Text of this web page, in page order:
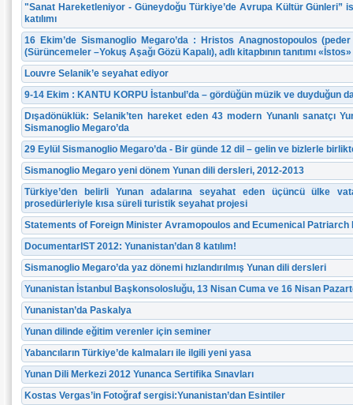
"Sanat Hareketleniyor - Güneydoğu Türkiye’de Avrupa Kültür Günleri”
katılımı
16 Ekim’de Sismanoglio Megaro’da : Hristos Anagnostopoulos
(Sürüncemeler –Yokuş Aşağı Gözü Kapalı), adlı kitapbının tanıtımı «İstos»
Louvre Selanik’e seyahat ediyor
9-14 Ekim : KANTU KORPU İstanbul’da – gördüğün müzik ve duyduğun
Dışadönüklük: Selanik’ten hareket eden 43 modern Yunanlı sanatçı
Sismanoglio Megaro’da
29 Eylül Sismanoglio Megaro’da - Bir günde 12 dil – gelin ve bizlerle
Sismanoglio Megaro yeni dönem Yunan dili dersleri, 2012-2013
Türkiye’den belirli Yunan adalarına seyahat eden üçüncü ülke
prosedürleriyle kısa süreli turistik seyahat projesi
Statements of Foreign Minister Avramopoulos and Ecumenical Patriarch
DocumentarIST 2012: Yunanistan’dan 8 katılım!
Sismanoglio Megaro’da yaz dönemi hızlandırılmış Yunan dili dersleri
Yunanistan İstanbul Başkonsolosluğu, 13 Nisan Cuma ve 16 Nisan
Yunanistan’da Paskalya
Yunan dilinde eğitim verenler için seminer
Yabancıların Türkiye’de kalmaları ile ilgili yeni yasa
Yunan Dili Merkezi 2012 Yunanca Sertifika Sınavları
Kostas Vergas’in Fotoğraf sergisi:Yunanistan’dan Esintiler